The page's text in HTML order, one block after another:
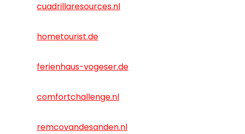
cuadrillaresources.nl
hometourist.de
ferienhaus-vogeser.de
comfortchallenge.nl
remcovandesanden.nl